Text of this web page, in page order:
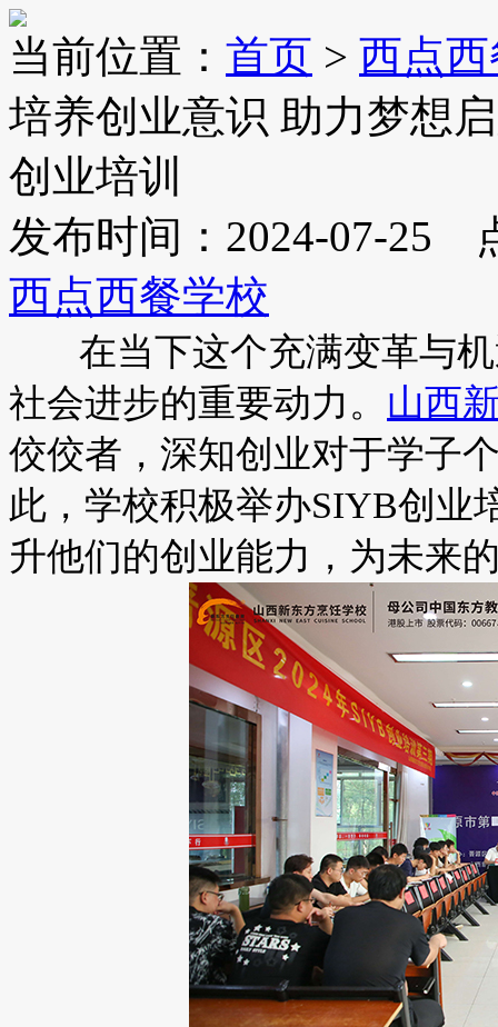
当前位置： 首页 > 西点
培养创业意识 助力梦想
创业培训
发布时间：2024-07-25
西点西餐学校
在当下这个充满变革与机
社会进步的重要动力。 山西
佼佼者，深知创业对于学子
此，学校积极举办SIYB创业
升他们的创业能力，为未来